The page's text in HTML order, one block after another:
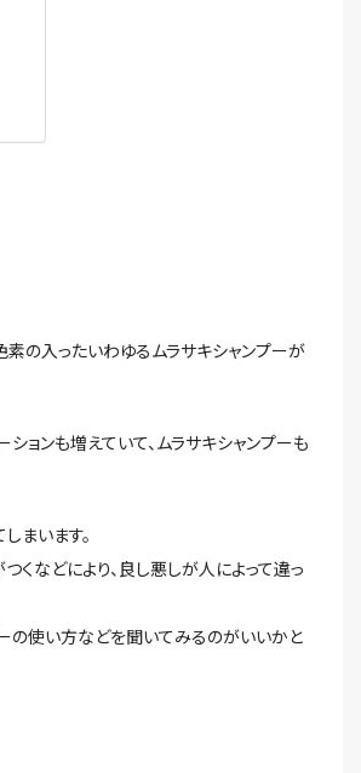
の入ったいわゆるムラサキシャンプーが
ョンも増えていて、ムラサキシャンプーも
まいます。
などにより、良し悪しが人によって違っ
の使い方などを聞いてみるのがいいかと